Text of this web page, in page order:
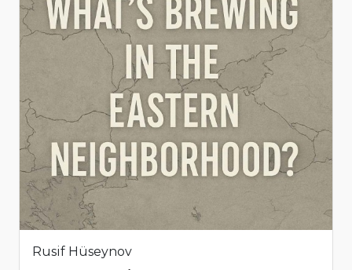
Rusif Hüseynov